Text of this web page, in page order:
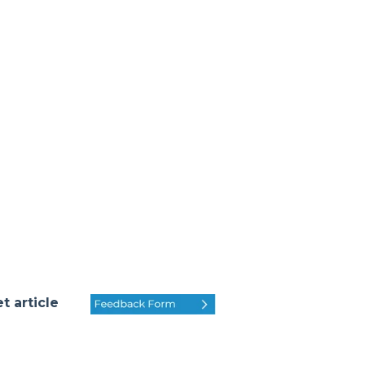
article